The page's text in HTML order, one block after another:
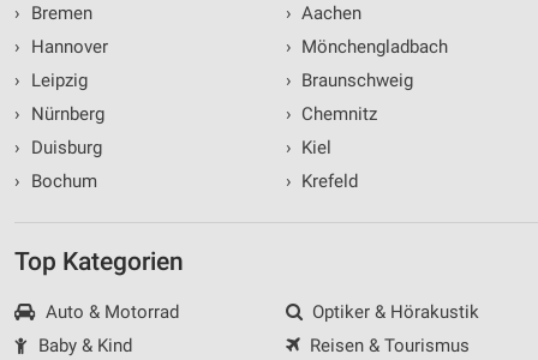
›
Bremen
›
Hannover
›
Leipzig
›
Nürnberg
›
Duisburg
›
Bochum
› Aachen
› Mönchengladbach
› Braunschweig
› Chemnitz
› Kiel
› Krefeld
Top Kategorien
Auto & Motorrad
Baby & Kind
Optiker & Hörakustik
Reisen & Tourismus